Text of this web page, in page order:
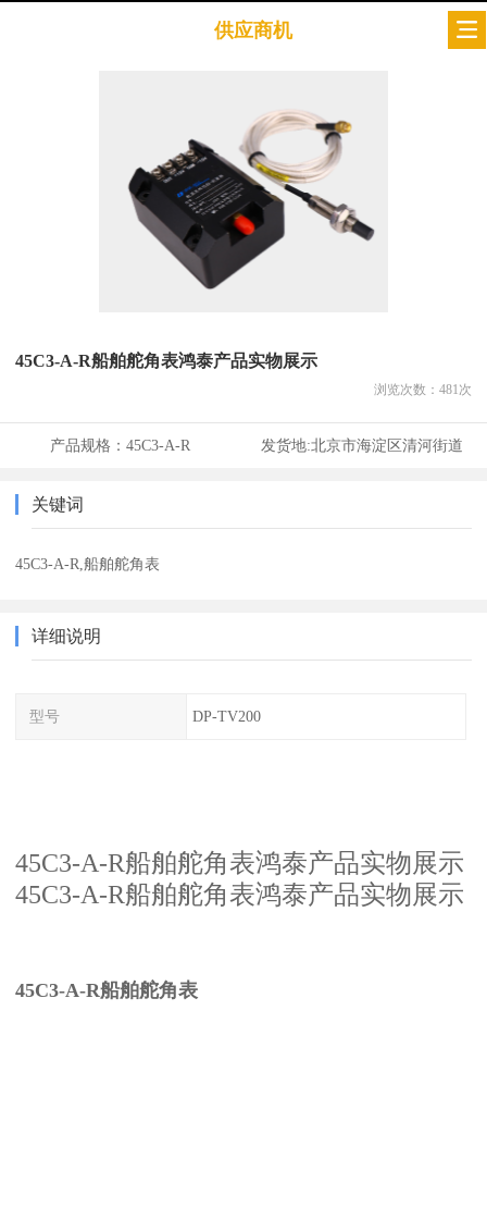
供应商机
45C3-A-R船舶舵角表鸿泰产品实物展示
浏览次数： 481 次
产品规格：45C3-A-R 发货地:北京市海淀区清河街道
关键词
45C3-A-R,船舶舵角表
详细说明
型号 DP-TV200
45C3-A-R船舶舵角表鸿泰产品实物展示
45C3-A-R船舶舵角表鸿泰产品实物展示
45C3-A-R船舶舵角表